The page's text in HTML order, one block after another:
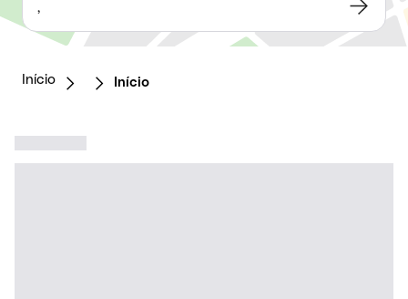
,
Início Início